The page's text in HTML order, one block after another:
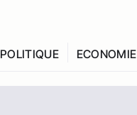
POLITIQUE ECONOMIE